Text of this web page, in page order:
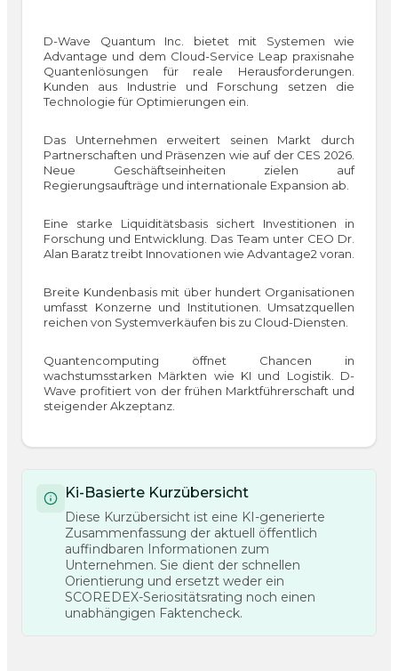
D-Wave Quantum Inc. bietet mit Systemen wie
Advantage und dem Cloud-Service Leap praxisnahe
Quantenlösungen für reale Herausforderungen.
Kunden aus Industrie und Forschung setzen die
Technologie für Optimierungen ein.
Das Unternehmen erweitert seinen Markt durch
Partnerschaften und Präsenzen wie auf der CES 2026.
Neue Geschäftseinheiten zielen auf
Regierungsaufträge und internationale Expansion ab.
Eine starke Liquiditätsbasis sichert Investitionen in
Forschung und Entwicklung. Das Team unter CEO Dr.
Alan Baratz treibt Innovationen wie Advantage2 voran.
Breite Kundenbasis mit über hundert Organisationen
umfasst Konzerne und Institutionen. Umsatzquellen
reichen von Systemverkäufen bis zu Cloud-Diensten.
Quantencomputing öffnet Chancen in
wachstumsstarken Märkten wie KI und Logistik. D-
Wave profitiert von der frühen Marktführerschaft und
steigender Akzeptanz.
Ki-Basierte Kurzübersicht
Diese Kurzübersicht ist eine KI-generierte
Zusammenfassung der aktuell öffentlich
auffindbaren Informationen zum
Unternehmen. Sie dient der schnellen
Orientierung und ersetzt weder ein
SCOREDEX-Seriositätsrating noch einen
unabhängigen Faktencheck.